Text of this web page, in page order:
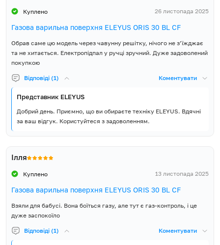
Гарантія, місяців
Комплект постачання
Монтажний комплект,
Кабель живлення з вилкою,
газу, Керівництво з
Куплено 26 листопада 2025
Газова варильна поверхня ELEYUS ORIS 30 BL CF
Обрав саме цю модель через чавунну решітку, нічого не з’їжджає
та не хитається. Електропідпал у ручці зручний. Дуже задоволений
покупкою
Відповіді (1) Коментувати
Представник ELEYUS
Добрий день. Приємно, що ви обираєте техніку ELEYUS. Вдячні
за ваш відгук. Користуйтеся з задоволенням.
Ілля
Куплено 13 листопада 2025
Газова варильна поверхня ELEYUS ORIS 30 BL CF
Взяли для бабусі. Вона боїться газу, але тут є газ-контроль, і це
дуже заспокоїло
Відповіді (1) Коментувати